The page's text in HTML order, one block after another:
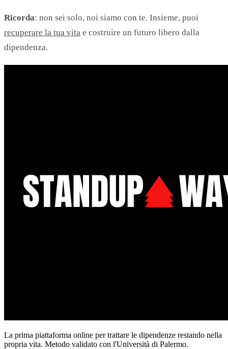
Ricorda: non sei solo, noi siamo con te. Insieme, puoi
recuperare la tua vita e costruire un futuro libero dalla
dipendenza.
La prima piattaforma online per trattare le dipendenze restando nella
propria vita. Metodo validato con l'Università di Palermo.